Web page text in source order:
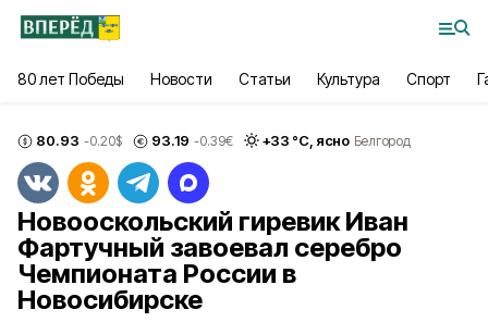
80 лет Победы Новости Статьи Культура Спорт
80.93 -0.20$ 93.19 -0.39€ +33 °С, ясно Белгород
Новооскольский гиревик Иван
Фартучный завоевал серебро
Чемпионата России в
Новосибирске